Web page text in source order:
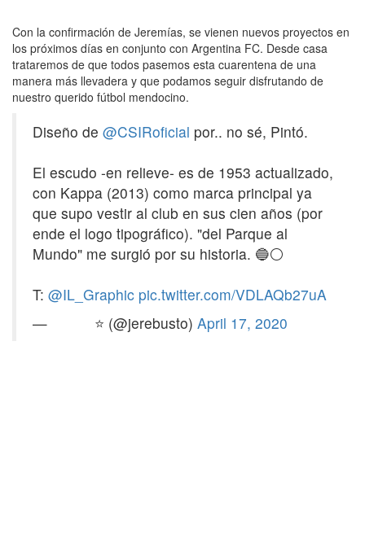
Con la confirmación de Jeremías, se vienen nuevos proyectos en
los próximos días en conjunto con Argentina FC. Desde casa
trataremos de que todos pasemos esta cuarentena de una
manera más llevadera y que podamos seguir disfrutando de
nuestro querido fútbol mendocino.
Diseño de @CSIRoficial por.. no sé, Pintó.
El escudo -en relieve- es de 1953 actualizado,
con Kappa (2013) como marca principal ya
que supo vestir al club en sus cien años (por
ende el logo tipográfico). "del Parque al
Mundo" me surgió por su historia. 🔵⚪
T: @IL_Graphic pic.twitter.com/VDLAQb27uA
— ᅠ ᅠᅠ⭐️ (@jerebusto) April 17, 2020